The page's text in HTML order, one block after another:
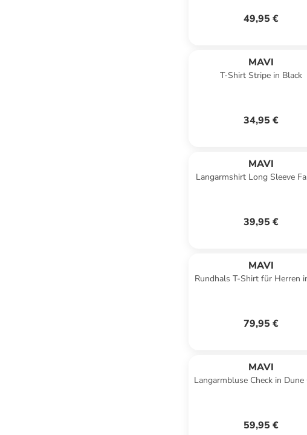
49,95 €
MAVI
T-Shirt Stripe in Black
34,95 €
MAVI
Langarmshirt Long Sleeve
39,95 €
MAVI
Rundhals T-Shirt für Herren
79,95 €
MAVI
Langarmbluse Check in Dune
59,95 €